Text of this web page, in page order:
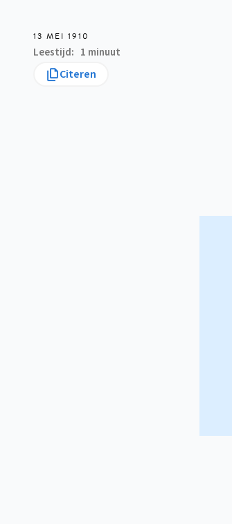
13 MEI 1910
Leestijd 1 minuut
Citeren